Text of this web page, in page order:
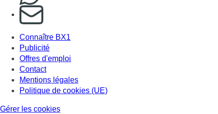
S'abonner à notre newsletter
Connaître BX1
Publicité
Offres d'emploi
Contact
Mentions légales
Politique de cookies (UE)
Gérer les cookies